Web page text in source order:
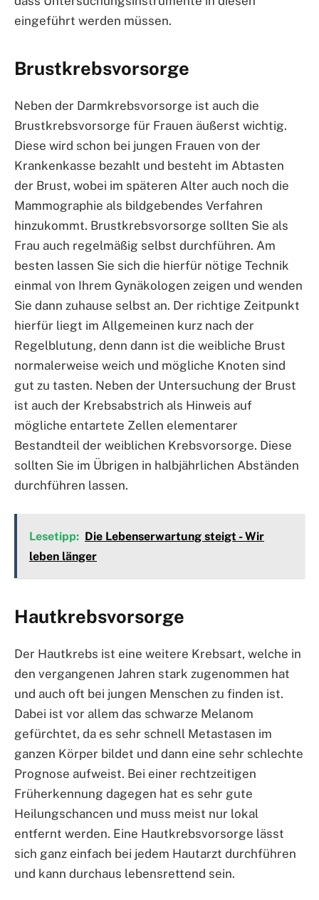
eingeführt werden müssen.
Brustkrebsvorsorge
Neben der Darmkrebsvorsorge ist auch die
Brustkrebsvorsorge für Frauen äußerst wichtig.
Diese wird schon bei jungen Frauen von der
Krankenkasse bezahlt und besteht im Abtasten
der Brust, wobei im späteren Alter auch noch die
Mammographie als bildgebendes Verfahren
hinzukommt. Brustkrebsvorsorge sollten Sie als
Frau auch regelmäßig selbst durchführen. Am
besten lassen Sie sich die hierfür nötige Technik
einmal von Ihrem Gynäkologen zeigen und wenden
Sie dann zuhause selbst an. Der richtige Zeitpunkt
hierfür liegt im Allgemeinen kurz nach der
Regelblutung, denn dann ist die weibliche Brust
normalerweise weich und mögliche Knoten sind
gut zu tasten. Neben der Untersuchung der Brust
ist auch der Krebsabstrich als Hinweis auf
mögliche entartete Zellen elementarer
Bestandteil der weiblichen Krebsvorsorge. Diese
sollten Sie im Übrigen in halbjährlichen Abständen
durchführen lassen.
Lesetipp: Die Lebenserwartung steigt - Wir
leben länger
Hautkrebsvorsorge
Der Hautkrebs ist eine weitere Krebsart, welche in
den vergangenen Jahren stark zugenommen hat
und auch oft bei jungen Menschen zu finden ist.
Dabei ist vor allem das schwarze Melanom
gefürchtet, da es sehr schnell Metastasen im
ganzen Körper bildet und dann eine sehr schlechte
Prognose aufweist. Bei einer rechtzeitigen
Früherkennung dagegen hat es sehr gute
Heilungschancen und muss meist nur lokal
entfernt werden. Eine Hautkrebsvorsorge lässt
sich ganz einfach bei jedem Hautarzt durchführen
und kann durchaus lebensrettend sein.